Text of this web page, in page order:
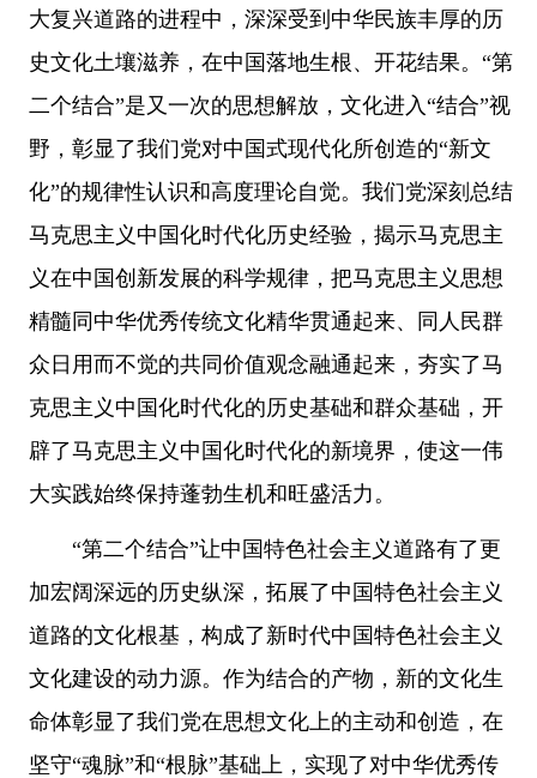
大复兴道路的进程中，深深受到中华民族丰厚的历
史文化土壤滋养，在中国落地生根、开花结果。“第
二个结合”是又一次的思想解放，文化进入“结合”视
野，彰显了我们党对中国式现代化所创造的“新文
化”的规律性认识和高度理论自觉。我们党深刻总结
马克思主义中国化时代化历史经验，揭示马克思主
义在中国创新发展的科学规律，把马克思主义思想
精髓同中华优秀传统文化精华贯通起来、同人民群
众日用而不觉的共同价值观念融通起来，夯实了马
克思主义中国化时代化的历史基础和群众基础，开
辟了马克思主义中国化时代化的新境界，使这一伟
大实践始终保持蓬勃生机和旺盛活力。
“第二个结合”让中国特色社会主义道路有了更
加宏阔深远的历史纵深，拓展了中国特色社会主义
道路的文化根基，构成了新时代中国特色社会主义
文化建设的动力源。作为结合的产物，新的文化生
命体彰显了我们党在思想文化上的主动和创造，在
坚守“魂脉”和“根脉”基础上，实现了对中华优秀传